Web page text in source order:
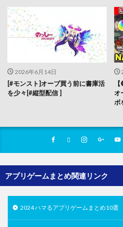
2026年6月14日
[#モンスト]オーブ買う前に書庫活
を少々[#縦型配信 ]
オ
ボ
アプリゲームまとめ関連リンク
2024 ハマるアプリゲームまとめ10選